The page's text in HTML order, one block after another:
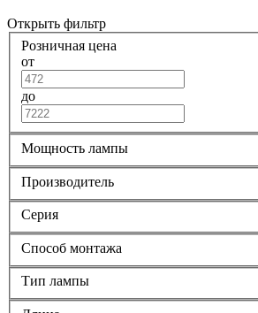
Открыть фильтр
Розничная цена
от
до
Мощность лампы
Производитель
Серия
Способ монтажа
Тип лампы